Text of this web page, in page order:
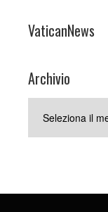
VaticanNews
Archivio